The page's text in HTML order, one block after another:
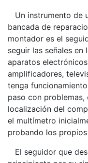
Un instrumento de
bancada de
montador es el
seguir las señales en
aparatos
amplificadores,
tenga
paso con problemas,
localización del
el multímetro
probando los
El seguidor que